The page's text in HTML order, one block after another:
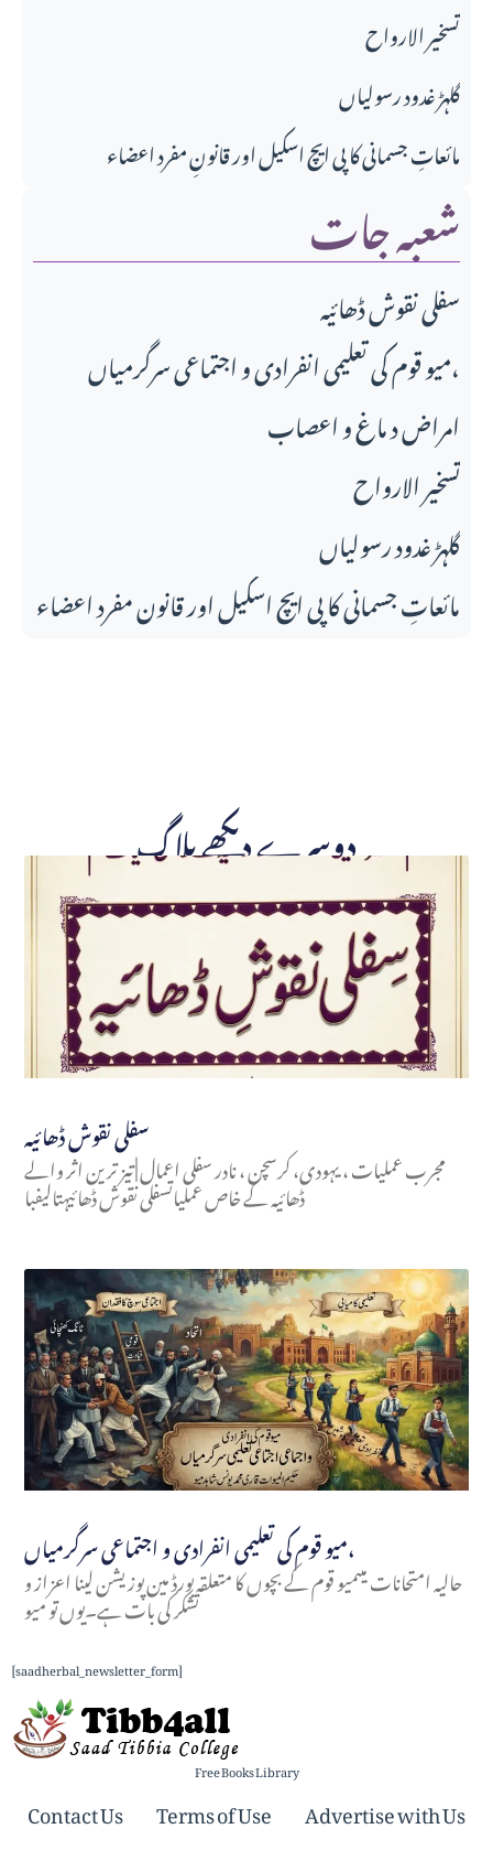
تسخير الارواح
گلہڑ غدود رسولیاں
مائعاتِ جسمانی کا پی ایچ اسکیل اور قانونِ مفرد اعضاء
شعبہ جات
سفلی نقوش ڈھائیہ
میو قوم کی تعلیمی انفرادی و اجتماعی سرگرمیاں،
امراض د ماغ و اعصاب
تسخير الارواح
گلہڑ غدود رسولیاں
مائعاتِ جسمانی کا پی ایچ اسکیل اور قانونِ مفرد اعضاء
دوسرے دیکھے بلاگ
سفلی نقوش ڈھائیہ
مجرب عملیات ، یہودی، کرسچن ، نادر سفلی اعمال | تیز ترین اثر والے
ڈھائیہ کے خاص عملیاتسفلی نقوش ڈھائیہتالیفبا
میو قوم کی تعلیمی انفرادی و اجتماعی سرگرمیاں،
حالیہ امتحانات میںمیو قوم کے بچوں کا متعلقہ بورڈ مین پوزیشن لینا اعزاز و
تشکر کی بات ہے۔یوں تو میو
[saadherbal_newsletter_form]
Free Books Library
Contact Us Terms of Use
Advertise with Us